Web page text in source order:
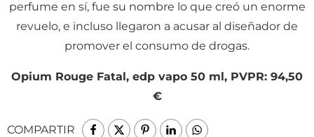
perfume en sí, fue su nombre lo que creó un enorme
revuelo, e incluso llegaron a acusar al diseñador de
promover el consumo de drogas.
Opium Rouge Fatal, edp vapo 50 ml, PVPR: 94,50
€
COMPARTIR